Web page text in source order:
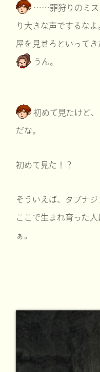
……罪狩りのミス
り大きな声でするな
屋を見せろといって
うん。
初めて見たけど
だな。
初めて見た！？
そういえば、タブナ
ここで生まれ育った
ぁ。